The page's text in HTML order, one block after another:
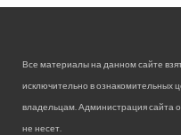
Все материалы на данном сайте
исключительно в ознакомительных
владельцам. Администрация сайта
не несет.